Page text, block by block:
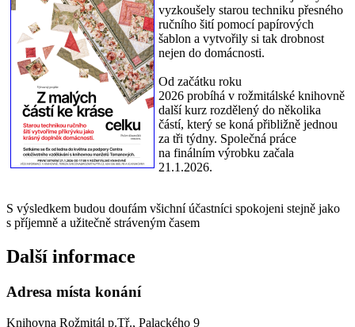
vyzkoušely starou techniku přesného
ručního šití pomocí papírových
šablon a vytvořily si tak drobnost
nejen do domácnosti.
Od začátku roku
2026 probíhá v rožmitálské knihovně
další kurz rozdělený do několika
částí, který se koná přibližně jednou
za tři týdny. Společná práce
na finálním výrobku začala
21.1.2026.
S výsledkem budou doufám všichní účastníci spokojeni stejně jako
s příjemně a užitečně stráveným časem
Další informace
Adresa místa konání
Knihovna Rožmitál p.Tř., Palackého 9